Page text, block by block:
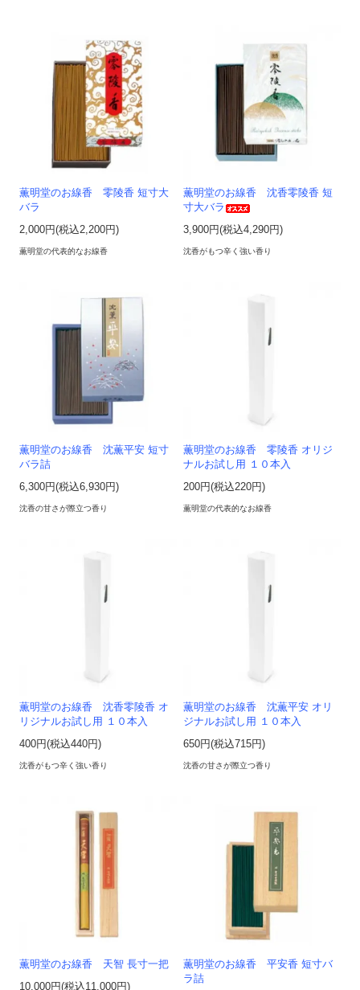
薫明堂のお線香 零陵香 短寸大
バラ
2,000円(税込2,200円)
薫明堂の代表的なお線香
薫明堂のお線香 沈香零陵香 短
寸大バラ
3,900円(税込4,290円)
沈香がもつ辛く強い香り
薫明堂のお線香 沈薫平安 短寸
バラ詰
6,300円(税込6,930円)
沈香の甘さが際立つ香り
薫明堂のお線香 零陵香 オリジ
ナルお試し用 １０本入
200円(税込220円)
薫明堂の代表的なお線香
薫明堂のお線香 沈香零陵香 オ
リジナルお試し用 １０本入
400円(税込440円)
沈香がもつ辛く強い香り
薫明堂のお線香 沈薫平安 オリ
ジナルお試し用 １０本入
650円(税込715円)
沈香の甘さが際立つ香り
薫明堂のお線香 天智 長寸一把
10,000円(税込11,000円)
薫明堂のお線香 平安香 短寸バ
ラ詰